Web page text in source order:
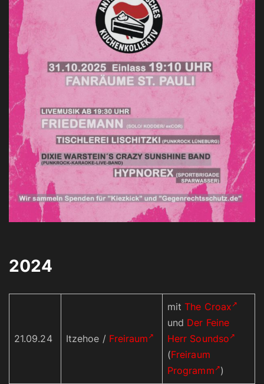
2024
21.09.24 Itzehoe / Freiraum
mitThe Croax
und Der Feine
Herr Soundso
(Freiraum
Programm )